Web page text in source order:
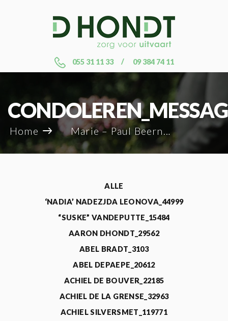
055 31 11 33 09 384 74 11
Home Marie – Paul Beernaert_106200
ALLE
‘NADIA’ NADEZJDA LEONOVA_44999
“SUSKE” VANDEPUTTE_15484
AARON DHONDT_29562
ABEL BRADT_3103
ABEL DEPAEPE_20612
ACHIEL DE BOUVER_22185
ACHIEL DE LA GRENSE_32963
ACHIEL SILVERSMET_119771